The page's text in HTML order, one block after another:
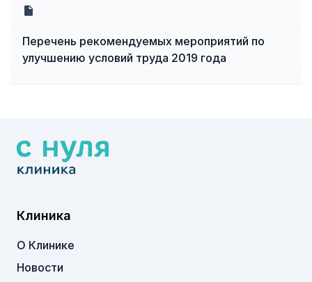
Перечень рекомендуемых мероприятий по
улучшению условий труда 2019 года
Клиника
О Клинике
Новости